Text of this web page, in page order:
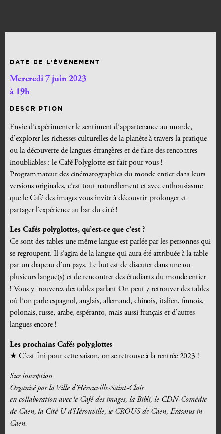
DATE DE L’ÉVÉNEMENT
Mercredi 7 juin 2023
à 19h
DESCRIPTION
Envie d’expérimenter le sentiment d’appartenance au monde,
d’explorer les richesses culturelles de la planète à travers la pratique
ou la découverte de langues étrangères et de faire des rencontres
inoubliables : le Café Polyglotte est fait pour vous !
Programmateur des cinématographies du monde entier dans leurs
versions originales, c’est tout naturellement et avec enthousiasme
que le Café des images vous invite à découvrir, prolonger et
partager l’expérience au bar du ciné !
Les Cafés polyglottes, qu’est-ce que c’est ?
Ce sont des tables une même langue est parlée par les personnes qui
se regroupent. Il s’agira de la langue qui aura été attribuée à la table
par un drapeau d’un pays. Le but est de discuter dans une ou
plusieurs langue(s) et de rencontrer des étudiants du monde entier
! Vous y trouverez des tables parlant On peut y retrouver des tables
où l’on parle espagnol, anglais, allemand, chinois, italien, finnois,
polonais, russe, arabe, espéranto, mais aussi français et d’autres
langues encore !
Les prochains Cafés polyglottes
★ C’est fini pour cette saison, on se retrouve à la rentrée 2023 !
Sur inscription
Organisé par la Ville d’Hérouville-Saint-Clair
en collaboration avec le Café des images, la Bibli, le CDN-Comédie
de Caen, la Cité U d’Hérouville, le CROUS de Caen, Erasmus in
Caen.